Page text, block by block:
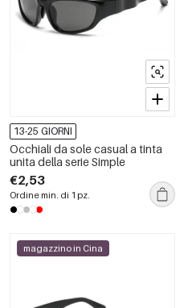
13-25 GIORNI
Occhiali da sole casual a tinta
unita della serie Simple
€2,53
Ordine min. di 1 pz.
magazzino in Cina